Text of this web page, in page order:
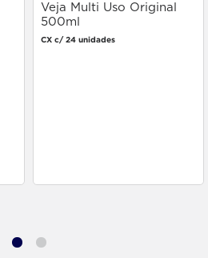
Veja Multi Uso Original
500ml
CX c/ 24 unidades